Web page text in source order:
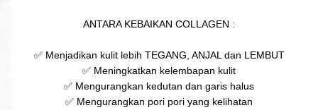
ANTARA KEBAIKAN COLLAGEN :
✅ Menjadikan kulit lebih TEGANG, ANJAL dan LEMBUT
✅ Meningkatkan kelembapan kulit
✅ Mengurangkan kedutan dan garis halus
✅ Mengurangkan pori pori yang kelihatan